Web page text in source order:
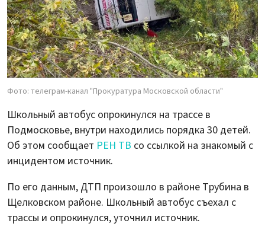
Фото: телеграм-канал "Прокуратура Московской области"
Школьный автобус опрокинулся на трассе в
Подмосковье, внутри находились порядка 30 детей.
Об этом сообщает РЕН ТВ со ссылкой на знакомый с
инцидентом источник.
По его данным, ДТП произошло в районе Трубина в
Щелковском районе. Школьный автобус съехал с
трассы и опрокинулся, уточнил источник.